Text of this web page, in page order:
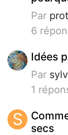
Par
6
Idées
Par
1
S
secs